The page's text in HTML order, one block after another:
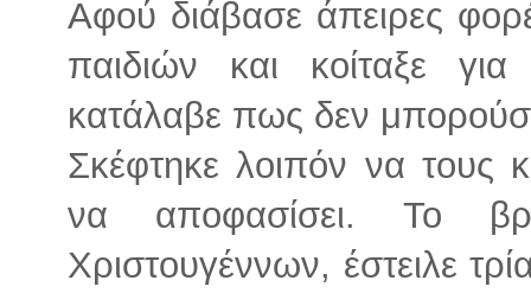
Αφού διάβασε άπειρες
παιδιών και κοίταξε
κατάλαβε πως δεν
Σκέφτηκε λοιπόν να τους
να αποφασίσει. Το
Χριστουγέννων, έστειλε